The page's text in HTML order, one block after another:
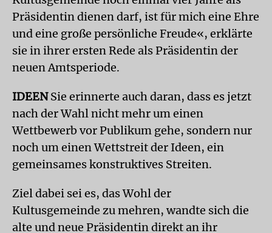
Präsidentin dienen darf, ist für mich eine Ehre
und eine große persönliche Freude«, erklärte
sie in ihrer ersten Rede als Präsidentin der
neuen Amtsperiode.
IDEENSie erinnerte auch daran, dass es jetzt
nach der Wahl nicht mehr um einen
Wettbewerb vor Publikum gehe, sondern nur
noch um einen Wettstreit der Ideen, ein
gemeinsames konstruktives Streiten.
Ziel dabei sei es, das Wohl der
Kultusgemeinde zu mehren, wandte sich die
alte und neue Präsidentin direkt an ihr